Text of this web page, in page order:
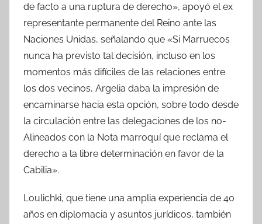
de facto a una ruptura de derecho», apoyó el ex
representante permanente del Reino ante las
Naciones Unidas, señalando que «Si Marruecos
nunca ha previsto tal decisión, incluso en los
momentos más difíciles de las relaciones entre
los dos vecinos, Argelia daba la impresión de
encaminarse hacia esta opción, sobre todo desde
la circulación entre las delegaciones de los no-
Alineados con la Nota marroquí que reclama el
derecho a la libre determinación en favor de la
Cabilia».
Loulichki, que tiene una amplia experiencia de 40
años en diplomacia y asuntos jurídicos, también